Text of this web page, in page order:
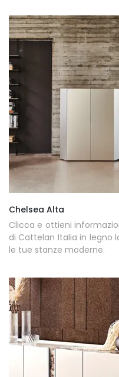
Chelsea Alta
Clicca e ottieni
di Cattelan Italia in legno
le tue stanze moderne.